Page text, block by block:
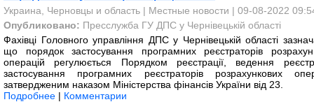
Украина, Черновцы и область | Местные новости | 09-08-2022
Опубликовано: Пресслужба ГУ ДПС у Чернівецькій області
Фахівці Головного управління ДПС у Чернівецькій області
що порядок застосування програмних реєстраторів
операцій регулюється Порядком реєстрації, ведення
застосування програмних реєстраторів розрахункових
затвердженим наказом Міністерства фінансів України від 23.
Подробнее | Комментарии